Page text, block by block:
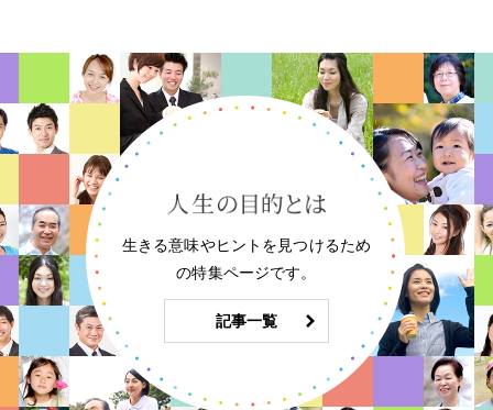
生きる意味やヒントを見つけるため
の特集ページです。
記事一覧